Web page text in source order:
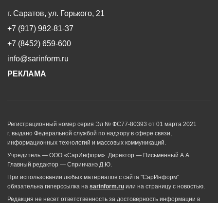
г. Саратов, ул. Горького, 21
+7 (917) 982-81-37
+7 (8452) 659-600
info@sarinform.ru
РЕКЛАМА
Регистрационный номер серия Эл № ФС77-80393 от 01 марта 2021
г. выдано Федеральной службой по надзору в сфере связи,
информационных технологий и массовых коммуникаций.
Учредитель — ООО «СарИнформ». Директор — Письменный А.А.
Главный редактор — Спринчанэ Д.Ю.
При использовании любых материалов с сайта "СарИнформ"
обязательна гиперссылка на sarinform.ru или на страницу с новостью.
Редакция не несет ответственность за достоверность информации в